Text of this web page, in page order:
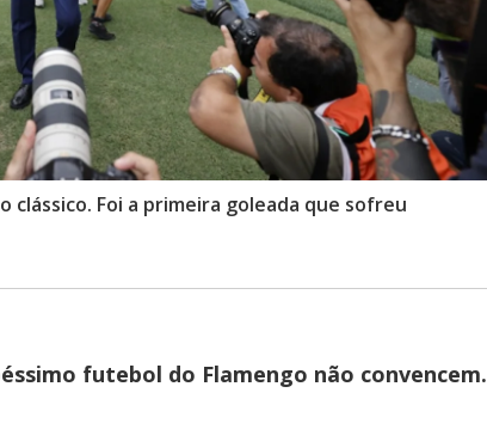
Foi a primeira goleada que sofreu
futebol do Flamengo não convencem.